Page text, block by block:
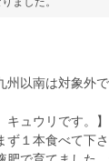
以南は対象外で
ュウリです。】
ず１本食べて下